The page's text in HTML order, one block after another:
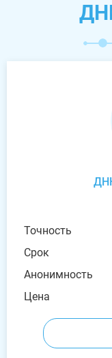
Точность
Срок
Анонимность
Цена